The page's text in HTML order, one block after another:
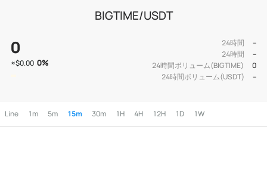
BIGTIME/USDT
0
≈$0.00 0%
24時間
--
24時間
--
24時間ボリューム(BIGTIME)
0
24時間ボリューム(USDT)
--
Line 1m 5m 15m 30m 1H 4H 12H 1D 1W